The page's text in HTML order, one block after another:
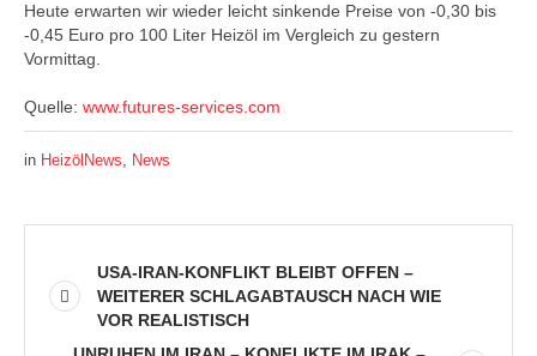
Heute erwarten wir wieder leicht sinkende Preise von -0,30 bis
-0,45 Euro pro 100 Liter Heizöl im Vergleich zu gestern
Vormittag.
Quelle: www.futures-services.com
in HeizölNews, News
USA-IRAN-KONFLIKT BLEIBT OFFEN –
WEITERER SCHLAGABTAUSCH NACH WIE
VOR REALISTISCH